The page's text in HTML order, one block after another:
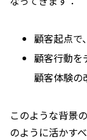
顧客起点で
顧客行動を
顧客体験の
このような背景
のように活かす